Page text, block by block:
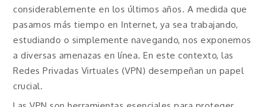
considerablemente en los últimos años. A medida que
pasamos más tiempo en Internet, ya sea trabajando,
estudiando o simplemente navegando, nos exponemos
a diversas amenazas en línea. En este contexto, las
Redes Privadas Virtuales (VPN) desempeñan un papel
crucial.